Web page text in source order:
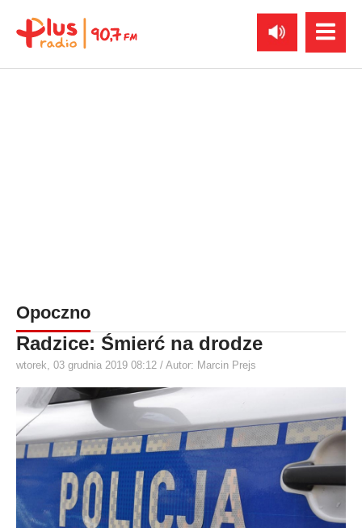
Opoczno
Radzice: Śmierć na drodze
wtorek, 03 grudnia 2019 08:12 / Autor: Marcin Prejs